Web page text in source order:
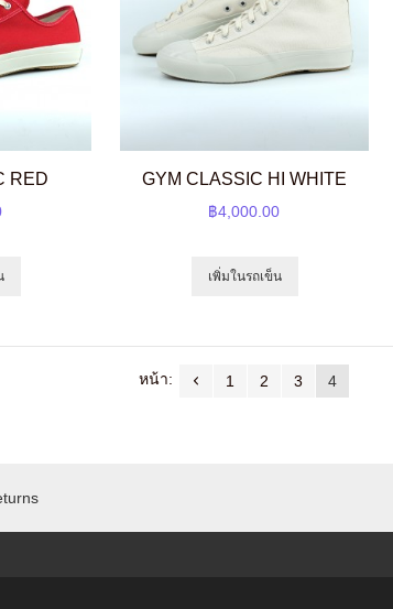
RED GYM CLASSIC HI WHITE
฿4,000.00
เพิ่มในรถเข็น
หน้า: 1 2 3 4